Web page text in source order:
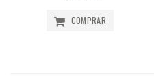
COMPRAR